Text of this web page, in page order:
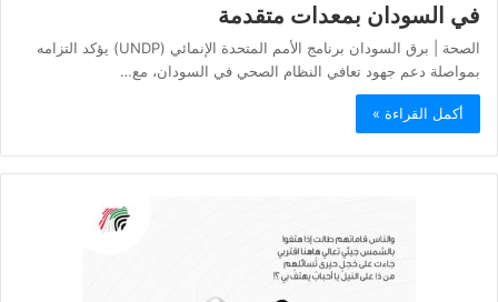
في السودان بمعدات متقدمة
الصحة | برق السودان برنامج الأمم المتحدة الإنمائي (UNDP) يؤكد التزامه
بمواصلة دعم جهود تعافي النظام الصحي في السودان، مع…
أكمل القراءة »